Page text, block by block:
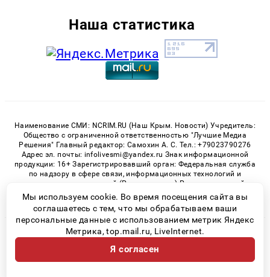
Наша статистика
Наименование СМИ: NCRIM.RU (Наш Крым. Новости) Учредитель:
Общество с ограниченной ответственностью "Лучшие Медиа
Решения" Главный редактор: Самохин А. С. Тел.: +79023790276
Адрес эл. почты: infolivesmi@yandex.ru Знак информационной
продукции: 16+ Зарегистрировавший орган: Федеральная служба
по надзору в сфере связи, информационных технологий и
массовых коммуникаций (Роскомнадзор) Регистрационный
номер СМИ ЭЛ № ФС 77 - 81150 от 02.06.2021
© 2026 «nCrim.ru» | Все права защищены
Возрастная категория сайта 16+
Политика конфиденциальности
Мы используем cookie. Во время посещения сайта вы
соглашаетесь с тем, что мы обрабатываем ваши
персональные данные с использованием метрик Яндекс
Метрика, top.mail.ru, LiveInternet.
Я согласен